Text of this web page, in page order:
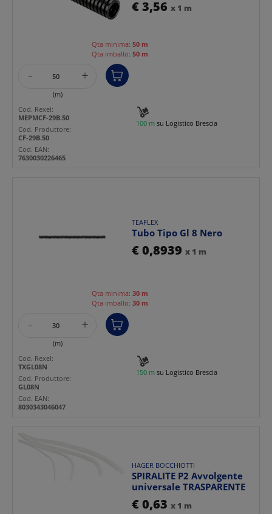
€ 3,56 x 1 m
Qta minima: 50 m
Qta imballo: 50 m
- +
(m)
100 m su Logistico Brescia
Cod. Rexel:
MEPMCF-29B.50
Cod. Produttore:
CF-29B.50
Cod. EAN:
7630030226465
TEAFLEX
Tubo Tipo Gl 8 Nero
€ 0,8939 x 1 m
Qta minima: 30 m
Qta imballo: 30 m
- +
(m)
150 m su Logistico Brescia
Cod. Rexel:
TXGL08N
Cod. Produttore:
GL08N
Cod. EAN:
8030343046047
HAGER BOCCHIOTTI
SPIRALITE P2 Avvolgente
universale TRASPARENTE
€ 0,63 x 1 m